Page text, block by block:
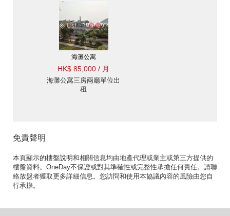
海灘公寓
HK$ 85,000 / 月
海灘公寓三房兩廳單位出
租
免責聲明
本頁顯示的樓盤說明和相關信息均由地產代理或業主或第三方提供的
樓盤資料。OneDay不保證或對其準確性或完整性承擔任何責任。請聯
絡放盤者獲取更多詳細信息。您訪問和使用本協議內容的風險由您自
行承擔。